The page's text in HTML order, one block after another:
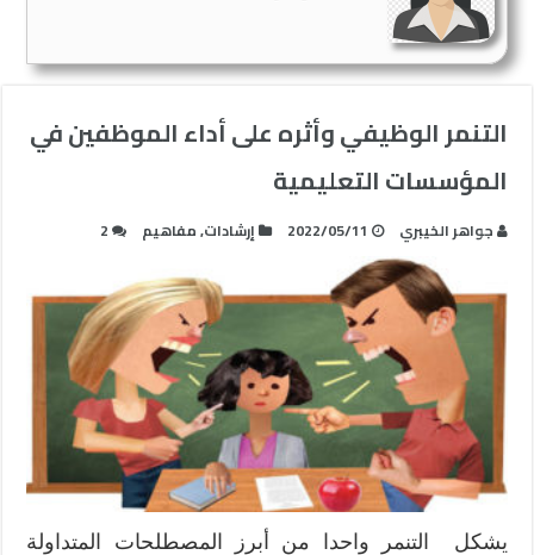
التنمر الوظيفي وأثره على أداء الموظفين في
المؤسسات التعليمية
جواهر الخيبري 2022/05/11 إرشادات,مفاهيم 2
يشكل التنمر واحدا من أبرز المصطلحات المتداولة